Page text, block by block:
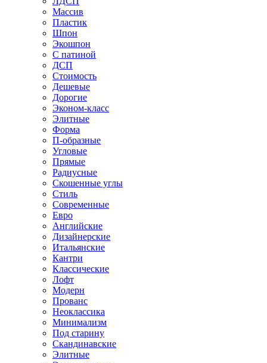
Массив
Пластик
Шпон
Экошпон
С патиной
ДСП
Стоимость
Дешевые
Дорогие
Эконом-класс
Элитные
Форма
П-образные
Угловые
Прямые
Радиусные
Скошенные углы
Стиль
Современные
Евро
Английские
Дизайнерские
Итальянские
Кантри
Классические
Лофт
Модерн
Прованс
Неоклассика
Минимализм
Под старину
Скандинавские
Элитные